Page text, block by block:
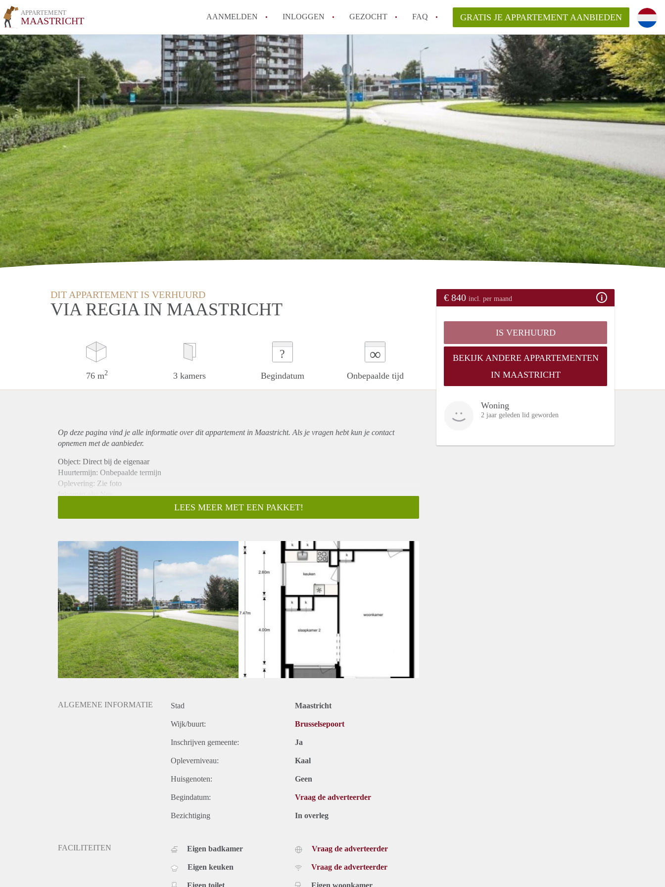
APPARTEMENT
MAASTRICHT AANMELDEN INLOGGEN GEZOCHT FAQ
How to translate AppartementMaastricht!
Wat is AppartementMaastricht?
Hoeveel kost het om te reageren op een Appartement in Maastricht?
Wat is de privacyverklaring van AppartementMaastricht?
Berekent AppartementMaastricht
makelaarsvergoeding/bemiddelingsvergoeding?
Alle veelgestelde vragen
GRATIS JE APPARTEMENT AANBIEDEN
DIT APPARTEMENT IS VERHUURD
VIA REGIA IN MAASTRICHT
76 m2 3 kamers
?
Begindatum
∞
Onbepaalde tijd
€ 840 incl. per maand
IS VERHUURD
BEKIJK ANDERE APPARTEMENTEN
IN MAASTRICHT
Woning
2 jaar geleden lid geworden
Op deze pagina vind je alle informatie over ditappartementin Maastricht. Als je vragen hebt kun je contact
opnemen met de aanbieder.
Object: Direct bij de eigenaar
Huurtermijn: Onbepaalde termijn
Oplevering: Zie foto
Inkomen eis: Nee
Borg: 1 Maand
Huisdieren toegestaan: Afhankelijk van de Eigenaar
Huurtoeslag grens: Ja
Geschikt voor studenten: Afhankelijk van de Eigenaar
LEES MEER MET EEN PAKKET!
ALGEMENE INFORMATIE Stad Maastricht
Wijk/buurt: Brusselsepoort
Inschrijven gemeente: Ja
Opleverniveau: Kaal
Huisgenoten: Geen
Begindatum: Vraag de adverteerder
Bezichtiging In overleg
FACILITEITEN Eigen badkamer
Eigen keuken
Vraag de adverteerder
Vraag de adverteerder